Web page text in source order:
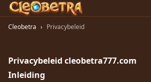
Cleobetra › Privacybeleid
Privacybeleid cleobetra777.com
Inleiding